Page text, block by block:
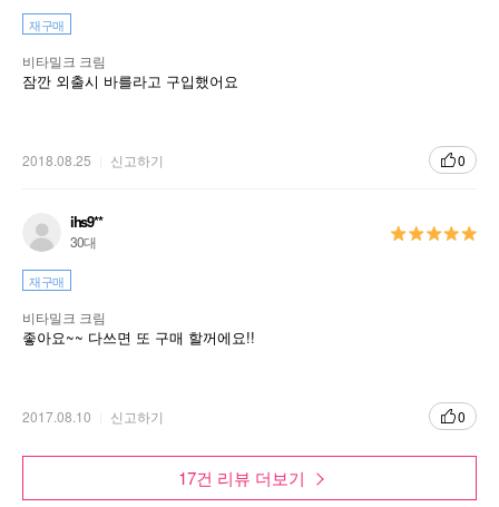
피부를 환하게 밝혀주며 수분을 공급해주는 미백 크림
재구매
비타밀크 크림
잠깐 외출시 바를라고 구입했어요
2018.08.25 신고하기 0
ihs9**
30대
재구매
비타밀크 크림
좋아요~~ 다쓰면 또 구매 할꺼에요!!
2017.08.10 신고하기 0
17건 리뷰 더보기